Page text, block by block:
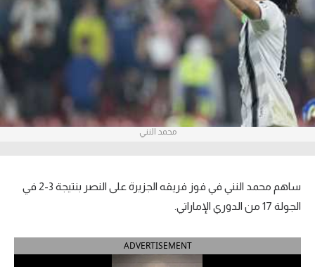
آراء حرة
ركن الألعاب
بطولات
أمريكا 2026
الدوري الإنجليزي الممتاز
الدوري الإسباني
محمد النني
ساهم محمد النني في فوز فريقه الجزيرة على النصر بنتيجة 3-2 في
الجولة 17 من الدوري الإماراتي.
ADVERTISEMENT